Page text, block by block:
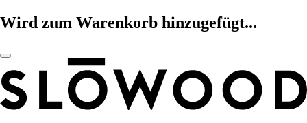
Wird zum Warenkorb hinzugefügt...